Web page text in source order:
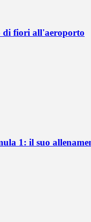
di fiori all'aeroporto
1: il suo